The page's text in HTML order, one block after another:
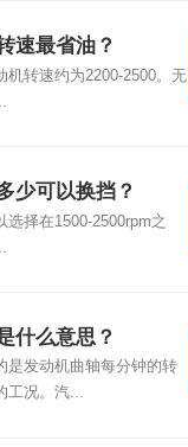
速最省油？
机转速约为2200-2500。无
少可以换挡？
择在1500-2500rpm之
什么意思？
是发动机曲轴每分钟的转
工况。汽...